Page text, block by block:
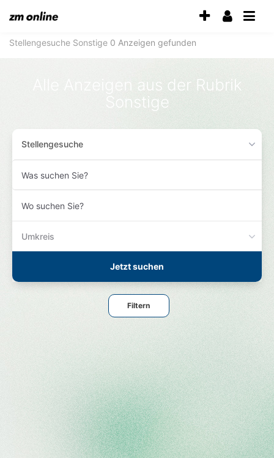
Modus
zur
Stellengesuche Sonstige 0 Anzeigen gefunden
Alle Anzeigen aus der Rubrik
Sonstige
Stellengesuche
suchen
Sie?
suchen
Umkreis
Jetzt suchen
Filtern